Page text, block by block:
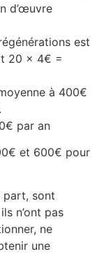
d’œuvre
est
20 x 4€ =
à 400€
par an
et 600€ pour
part, sont
n’ont pas
ne
une